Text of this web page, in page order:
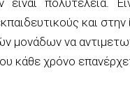
και στην
μονάδων να
κάθε χρόνο